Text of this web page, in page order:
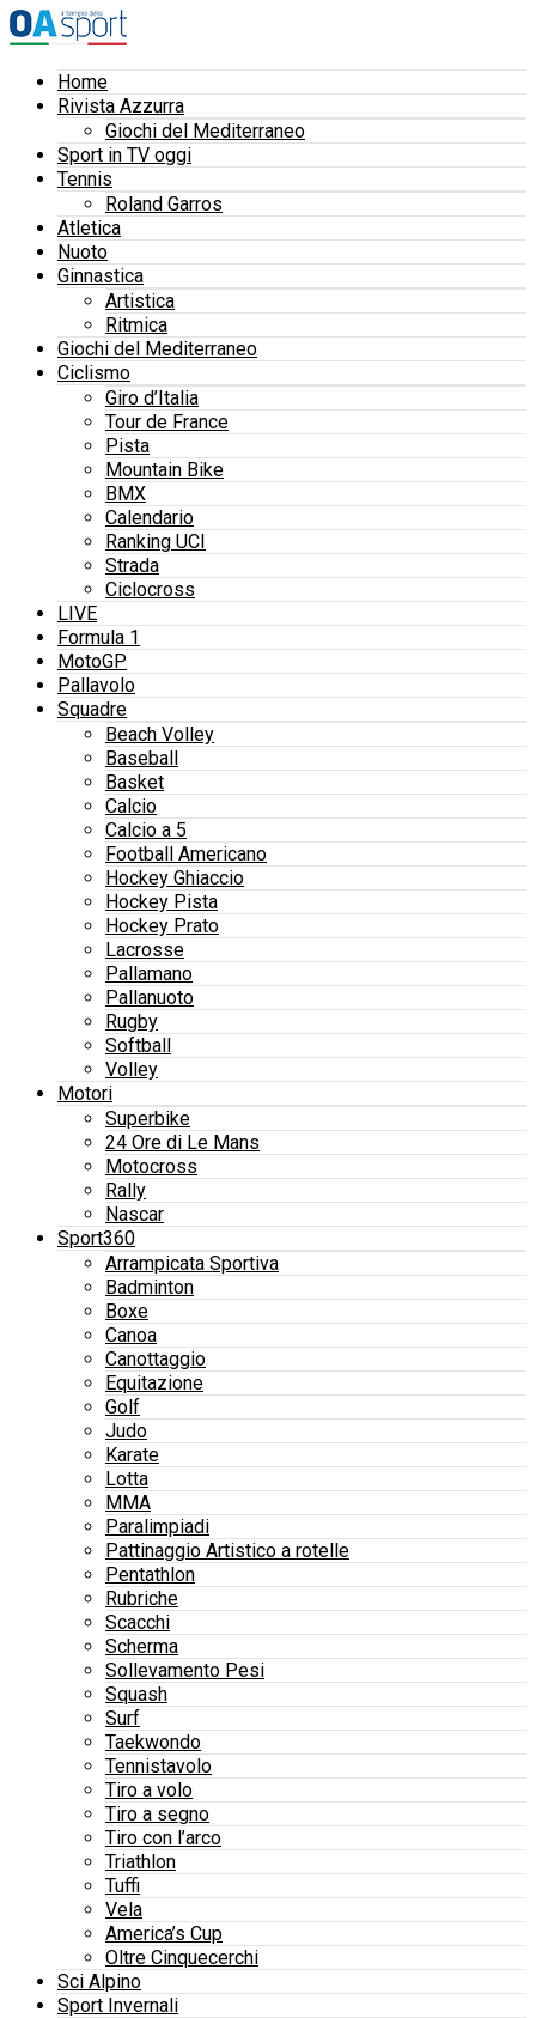
Home
Rivista Azzurra
Giochi del Mediterraneo
Sport in TV oggi
Tennis
Roland Garros
Atletica
Nuoto
Ginnastica
Artistica
Ritmica
Giochi del Mediterraneo
Ciclismo
Giro d’Italia
Tour de France
Pista
Mountain Bike
BMX
Calendario
Ranking UCI
Strada
Ciclocross
LIVE
Formula 1
MotoGP
Pallavolo
Squadre
Beach Volley
Baseball
Basket
Calcio
Calcio a 5
Football Americano
Hockey Ghiaccio
Hockey Pista
Hockey Prato
Lacrosse
Pallamano
Pallanuoto
Rugby
Softball
Volley
Motori
Superbike
24 Ore di Le Mans
Motocross
Rally
Nascar
Sport360
Arrampicata Sportiva
Badminton
Boxe
Canoa
Canottaggio
Equitazione
Golf
Judo
Karate
Lotta
MMA
Paralimpiadi
Pattinaggio Artistico a rotelle
Pentathlon
Rubriche
Scacchi
Scherma
Sollevamento Pesi
Squash
Surf
Taekwondo
Tennistavolo
Tiro a volo
Tiro a segno
Tiro con l’arco
Triathlon
Tuffi
Vela
America’s Cup
Oltre Cinquecerchi
Sci Alpino
Sport Invernali